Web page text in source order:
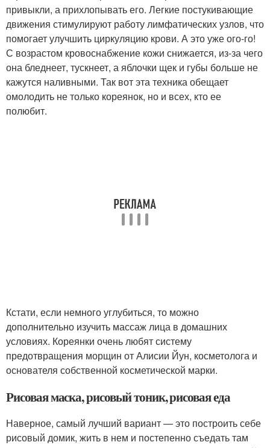
привыкли, а прихлопывать его. Легкие постукивающие
движения стимулируют работу лимфатических узлов, что
помогает улучшить циркуляцию крови. А это уже ого-го!
С возрастом кровоснабжение кожи снижается, из-за чего
она бледнеет, тускнеет, а яблочки щек и губы больше не
кажутся наливными. Так вот эта техника обещает
омолодить не только кореянок, но и всех, кто ее
полюбит.
Кстати, если немного углубиться, то можно
дополнительно изучить массаж лица в домашних
условиях. Кореянки очень любят систему
предотвращения морщин от Алисии Йун, косметолога и
основателя собственной косметической марки.
Рисовая маска, рисовый тоник, рисовая еда
Наверное, самый лучший вариант — это построить себе
рисовый домик, жить в нем и постепенно съедать там